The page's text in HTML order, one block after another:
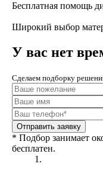
Бесплатная помощь
Широкий выбор
У вас нет
Сделаем подборку
* Подбор занимает
бесплатен.
1.